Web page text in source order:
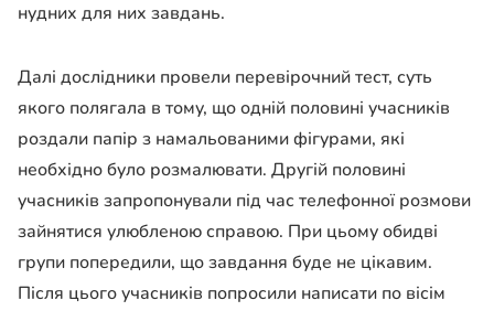
нудних для них завдань.
Далі дослідники провели перевірочний тест, суть
якого полягала в тому, що одній половині учасників
роздали папір з намальованими фігурами, які
необхідно було розмалювати. Другій половині
учасників запропонували під час телефонної розмови
зайнятися улюбленою справою. При цьому обидві
групи попередили, що завдання буде не цікавим.
Після цього учасників попросили написати по вісім